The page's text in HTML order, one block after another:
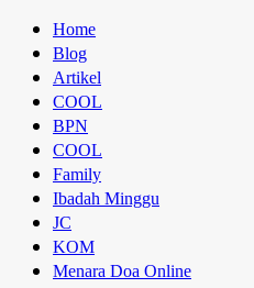
Home
Blog
Artikel
COOL
BPN
COOL
Family
Ibadah Minggu
JC
KOM
Menara Doa Online